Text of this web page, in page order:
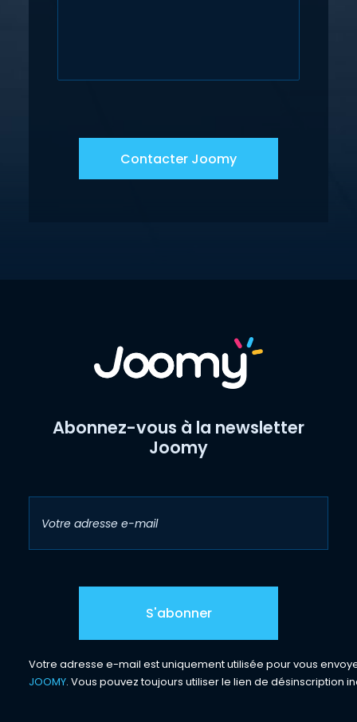
Abonnez-vous à la newsletter
Joomy
Votre adresse e-mail est uniquement utilisée pour vous
JOOMY. Vous pouvez toujours utiliser le lien de désinscription